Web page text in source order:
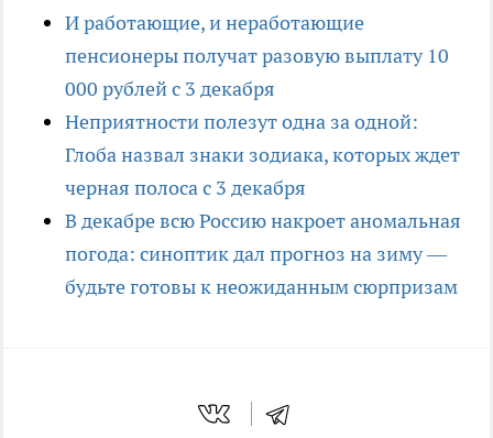
И работающие, и неработающие
пенсионеры получат разовую выплату 10
000 рублей с 3 декабря
Неприятности полезут одна за одной:
Глоба назвал знаки зодиака, которых ждет
черная полоса с 3 декабря
В декабре всю Россию накроет аномальная
погода: синоптик дал прогноз на зиму —
будьте готовы к неожиданным сюрпризам